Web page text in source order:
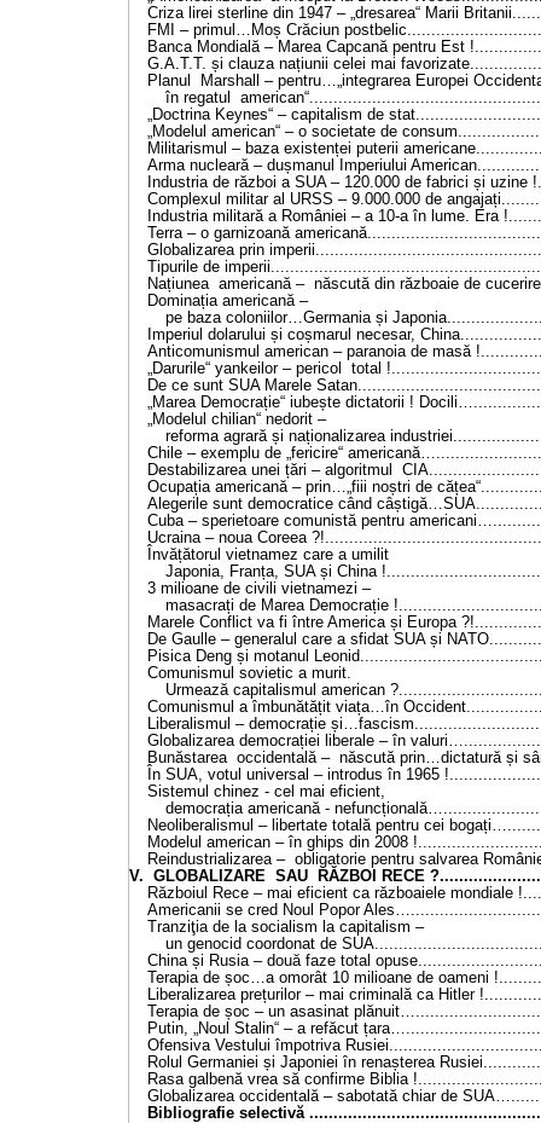
Criza lirei sterline din 1947 – „dresarea“ Marii
FMI – primul…Moș Crăciun
Banca Mondială – Marea Capcană pentru Est
G.A.T.T. și clauza națiunii celei mai
Planul Marshall – pentru…„integrarea Europei
în regatul
„Doctrina Keynes“ – capitalism de
„Modelul american“ – o societate de
Militarismul – baza existenței puterii
Arma nucleară – dușmanul Imperiului
Industria de război a SUA – 120.000 de fabrici și uzine
Complexul militar al URSS – 9.000.000 de
Industria militară a României – a 10-a în lume. Era
Terra – o garnizoană
Globalizarea prin
Tipurile de
Națiunea americană – născută din războaie de
Dominația americană –
pe baza coloniilor…Germania și
Imperiul dolarului și coșmarul necesar,
Anticomunismul american – paranoia de masă
„Darurile“ yankeilor – pericol total
De ce sunt SUA Marele
„Marea Democrație“ iubește dictatorii !
„Modelul chilian“ nedorit –
reforma agrară și naționalizarea
Chile – exemplu de „fericire“
Destabilizarea unei țări – algoritmul
Ocupația americană – prin…„fiii noștri de
Alegerile sunt democratice când
Cuba – sperietoare comunistă pentru
Ucraina – noua Coreea
Învățătorul vietnamez care a umilit
Japonia, Franța, SUA și China
3 milioane de civili vietnamezi –
masacrați de Marea Democrație
Marele Conflict va fi între America și Europa
De Gaulle – generalul care a sfidat SUA și
Pisica Deng și motanul
Comunismul sovietic a murit.
Urmează capitalismul american
Comunismul a îmbunătățit viața…în
Liberalismul – democrație
Globalizarea democrației liberale – în
Bunăstarea occidentală – născută prin…dictatură și
În SUA, votul universal – introdus în 1965
Sistemul chinez - cel mai eficient,
democrația americană -
Neoliberalismul – libertate totală pentru cei
Modelul american – în ghips din 2008
Reindustrializarea – obligatorie pentru salvarea
V. GLOBALIZARE SAU RĂZBOI RECE
Războiul Rece – mai eficient ca războaiele mondiale
Americanii se cred Noul Popor
Tranziţia de la socialism la capitalism –
un genocid coordonat de
China și Rusia – două faze total
Terapia de șoc…a omorât 10 milioane de oameni
Liberalizarea prețurilor – mai criminală ca Hitler
Terapia de șoc – un asasinat
Putin, „Noul Stalin“ – a refăcut
Ofensiva Vestului împotriva
Rolul Germaniei și Japoniei în renașterea
Rasa galbenă vrea să confirme Biblia
Globalizarea occidentală – sabotată chiar de
Bibliografie selectivă